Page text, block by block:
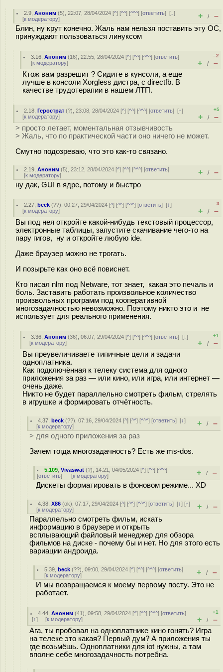
2.9 ,Аноним (5), 22:07, 28/04/2024 [^] [^^] [^^^] [ответить][↓]
[к модератору] + / –
Блин, ну крут конечно. Жаль нам нельзя поставить эту ОС,
принуждают пользоваться линуксом
3.16 ,Аноним (16), 22:55, 28/04/2024 [^] [^^] [^^^] [ответить]
[к модератору]
–2
+ / –
Ктож вам разрешит ? Сидите в кунсоли, а еще
лучше в консоли Xorgless дистра, с directfb. В
качестве трудотерапии в нашем ЛТП.
2.18 ,Герострат (?), 23:08, 28/04/2024 [^] [^^] [^^^] [ответить][↑]
[к модератору]
+5
+ / –
> просто летает, моментальная отзывчивость
> Жаль, что по практической части оно ничего не может.
Смутно подозреваю, что это как-то связано.
2.19 ,Аноним (5), 23:12, 28/04/2024 [^] [^^] [^^^] [ответить]
[к модератору] + / –
ну дак, GUI в ядре, потому и быстро
2.27 ,beck (??), 00:27, 29/04/2024 [^] [^^] [^^^] [ответить][↓]
[к модератору]
–3
+ / –
Вы под нея откройте какой-нибудь текстовый процессор,
электронные таблицы, запустите скачивание чего-то на
пару гигов, ну и откройте любую ide.
Даже браузер можно не трогать.
И позырьте как оно всё повиснет.
Кто писал nlm под Netware, тот знает, какая это печаль и
боль. Заставить работать произвольное количество
произвольных программ под кооперативной
многозадачностью невозможно. Поэтому никто это и не
использует для реального применения.
3.36 ,Аноним (36), 06:07, 29/04/2024 [^] [^^] [^^^] [ответить][↓]
[к модератору]
+1
+ / –
Вы преувеличиваете типичные цели и задачи
одноплатника.
Как подключённая к телеку система для одного
приложения за раз — или кино, или игра, или интернет —
очень даже.
Никто не будет параллельно смотреть фильм, стрелять
в игрушке и формировать отчётность.
4.37 ,beck (??), 07:16, 29/04/2024 [^] [^^] [^^^] [ответить][↓]
[к модератору] + / –
> для одного приложения за раз
Зачем тогда многозадачность? Есть же ms-dos.
5.109 ,Vivaswat (?), 14:21, 04/05/2024 [^] [^^] [^^^]
[ответить] [к модератору] + / –
Дискеты форматировать в фоновом режиме... XD
4.38 ,X86 (ok), 07:17, 29/04/2024 [^] [^^] [^^^] [ответить][↓] [↑]
[к модератору] + / –
Параллельно смотреть фильм, искать
информацию в браузере и открыть
всплывающий файловый менеджер для обзора
фильмов на диске - почему бы и нет. Но для этого есть
вариации андроида.
5.39 ,beck (??), 09:00, 29/04/2024 [^] [^^] [^^^] [ответить]
[к модератору] + / –
И мы возвращаемся к моему первому посту. Это не
работает.
4.44 ,Аноним (41), 09:58, 29/04/2024 [^] [^^] [^^^] [ответить]
[↑] [к модератору]
+1
+ / –
Ага, ты пробовал на одноплатнике кино гонять? Игра
на телеке это какая? Первый дум? А приложения ты
где возьмёшь. Одноплатники для iot нужны, а там
вполне себе многозадачность потребна.